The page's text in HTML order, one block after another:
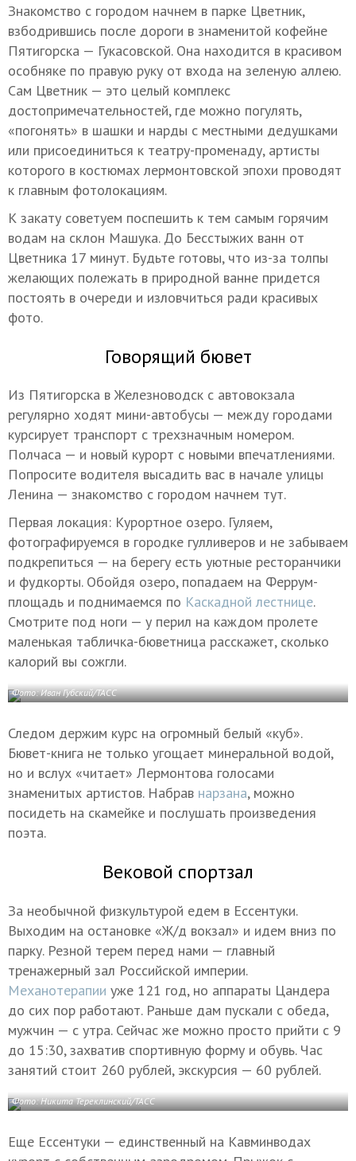
Знакомство с городом начнем в парке Цветник,
взбодрившись после дороги в знаменитой кофейне
Пятигорска — Гукасовской. Она находится в красивом
особняке по правую руку от входа на зеленую аллею.
Сам Цветник — это целый комплекс
достопримечательностей, где можно погулять,
«погонять» в шашки и нарды с местными дедушками
или присоединиться к театру-променаду, артисты
которого в костюмах лермонтовской эпохи проводят
к главным фотолокациям.
К закату советуем поспешить к тем самым горячим
водам на склон Машука. До Бесстыжих ванн от
Цветника 17 минут. Будьте готовы, что из-за толпы
желающих полежать в природной ванне придется
постоять в очереди и изловчиться ради красивых
фото.
Говорящий бювет
Из Пятигорска в Железноводск с автовокзала
регулярно ходят мини-автобусы — между городами
курсирует транспорт с трехзначным номером.
Полчаса — и новый курорт с новыми впечатлениями.
Попросите водителя высадить вас в начале улицы
Ленина — знакомство с городом начнем тут.
Первая локация: Курортное озеро. Гуляем,
фотографируемся в городке гулливеров и не забываем
подкрепиться — на берегу есть уютные ресторанчики
и фудкорты. Обойдя озеро, попадаем на Феррум-
площадь и поднимаемся по Каскадной лестнице.
Смотрите под ноги — у перил на каждом пролете
маленькая табличка-бюветница расскажет, сколько
калорий вы сожгли.
Фото: Иван Губский/ТАСС
Следом держим курс на огромный белый «куб».
Бювет-книга не только угощает минеральной водой,
но и вслух «читает» Лермонтова голосами
знаменитых артистов. Набрав нарзана, можно
посидеть на скамейке и послушать произведения
поэта.
Вековой спортзал
За необычной физкультурой едем в Ессентуки.
Выходим на остановке «Ж/д вокзал» и идем вниз по
парку. Резной терем перед нами — главный
тренажерный зал Российской империи.
Механотерапии уже 121 год, но аппараты Цандера
до сих пор работают. Раньше дам пускали с обеда,
мужчин — с утра. Сейчас же можно просто прийти с 9
до 15:30, захватив спортивную форму и обувь. Час
занятий стоит 260 рублей, экскурсия — 60 рублей.
Фото: Никита Тереклинский/ТАСС
Еще Ессентуки — единственный на Кавминводах